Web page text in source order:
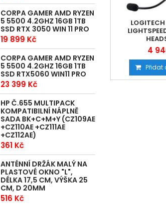
CORPA GAMER AMD RYZEN
5 5500 4.2GHZ 16GB 1TB
SSD RTX 3050 WIN 11 PRO
19 899 Kč
CORPA GAMER AMD RYZEN
5 5500 4.2GHZ 16GB 1TB
SSD RTX5060 WIN11 PRO
23 399 Kč
HP Č.655 MULTIPACK
KOMPATIBILNÍ NÁPLNĚ
SADA BK+C+M+Y (CZ109AE
+CZ110AE +CZ111AE
+CZ112AE)
361 Kč
ANTÉNNÍ DRŽÁK MALÝ NA
PLASTOVÉ OKNO "L",
DÉLKA 17,5 CM, VÝŠKA 25
CM, D 20MM
516 Kč
4
Přidat